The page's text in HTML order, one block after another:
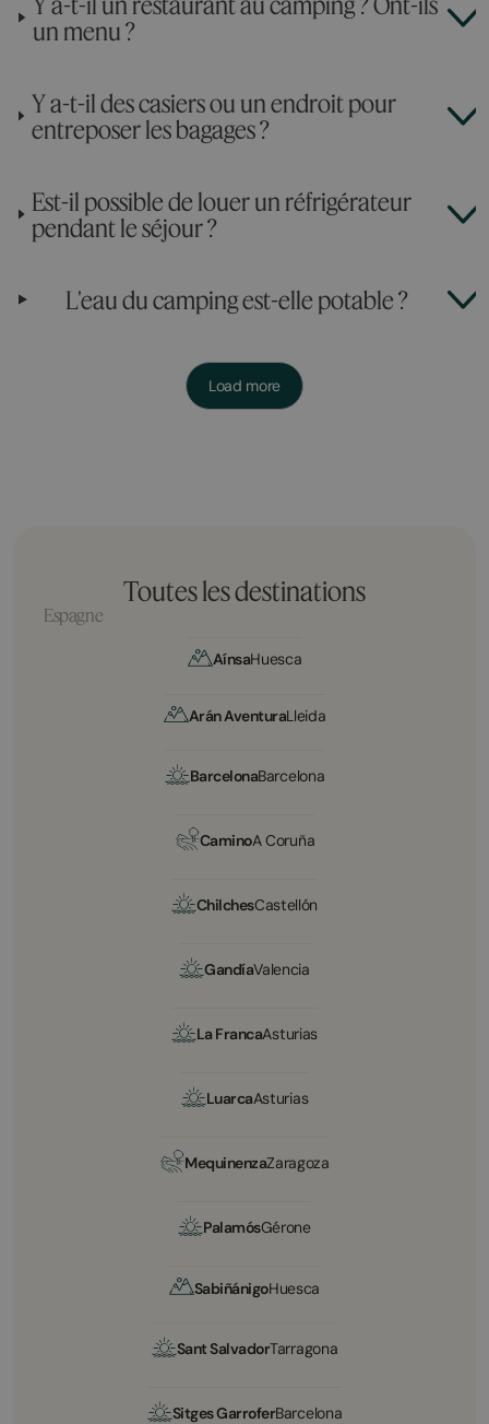
un menu ?
Y a-t-il des casiers ou un endroit pour
entreposer les bagages ?
Est-il possible de louer un réfrigérateur
pendant le séjour ?
L'eau du camping est-elle potable ?
Load more
Toutes les destinations
Espagne
AínsaHuesca
Arán AventuraLleida
BarcelonaBarcelona
CaminoA Coruña
ChilchesCastellón
GandíaValencia
La FrancaAsturias
LuarcaAsturias
MequinenzaZaragoza
PalamósGérone
SabiñánigoHuesca
Sant SalvadorTarragona
Sitges GarroferBarcelona